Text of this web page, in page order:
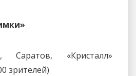
Саратов, «Кристалл»
зрителей)